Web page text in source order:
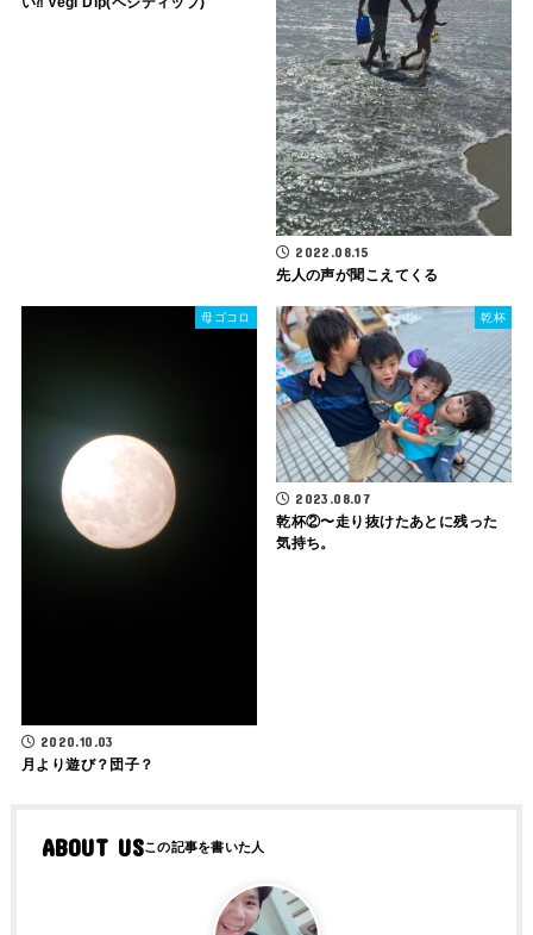
2022.08.15
先人の声が聞こえてくる
母ゴコロ
2020.10.03
月より遊び？団子？
乾杯
2023.08.07
乾杯②〜走り抜けたあとに残った
気持ち。
ABOUT US